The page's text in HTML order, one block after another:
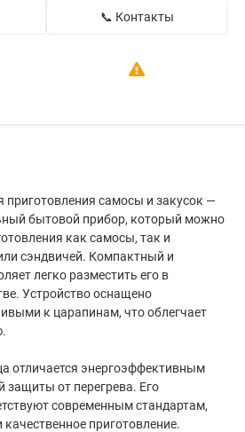
📞 Контакты
приготовления самосы и закусок —
бытовой прибор, который можно
как самосы, так и
сэндвичей. Компактный и
легко разместить его в
Устройство оснащено
к царапинам, что облегчает
отличается энергоэффективным
защиты от перегрева. Его
современным стандартам,
приготовление.